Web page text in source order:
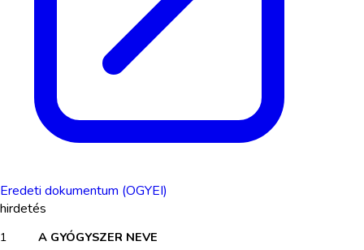
Eredeti dokumentum (OGYEI)
hirdetés
1​
A GYÓGYSZER NEVE